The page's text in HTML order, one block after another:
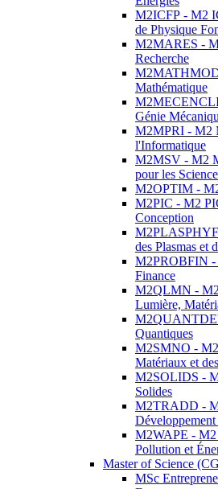
M2ICFP - M2
de Physique
M2MARES -
Recherche
Mathématique
Génie
M2MPRI - M2
l'Informatique
M2MSV - M2
pour les
M2OPTIM -
M2PIC - M2
Conception
des Plasmas et
M2PROBFIN -
Finance
M2QLMN -
Lumière,
Quantiques
M2SMNO -
Matériaux et
M2SOLIDS -
Solides
M2TRADD -
M2WAPE -
Pollution et
Master of Science
MSc